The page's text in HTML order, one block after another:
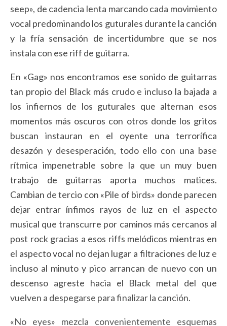
seep», de cadencia lenta marcando cada movimiento
vocal predominando los guturales durante la canción
y la fría sensación de incertidumbre que se nos
instala con ese riff de guitarra.
En «Gag» nos encontramos ese sonido de guitarras
tan propio del Black más crudo e incluso la bajada a
los infiernos de los guturales que alternan esos
momentos más oscuros con otros donde los gritos
buscan instauran en el oyente una terrorífica
desazón y desesperación, todo ello con una base
rítmica impenetrable sobre la que un muy buen
trabajo de guitarras aporta muchos matices.
Cambian de tercio con «Pile of birds» donde parecen
dejar entrar ínfimos rayos de luz en el aspecto
musical que transcurre por caminos más cercanos al
post rock gracias a esos riffs melódicos mientras en
el aspecto vocal no dejan lugar a filtraciones de luz e
incluso al minuto y pico arrancan de nuevo con un
descenso agreste hacia el Black metal del que
vuelven a despegarse para finalizar la canción.
«No eyes» mezcla convenientemente esquemas